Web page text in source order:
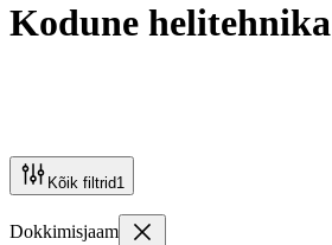
Kodune helitehnika
Kõik filtrid1
Dokkimisjaam